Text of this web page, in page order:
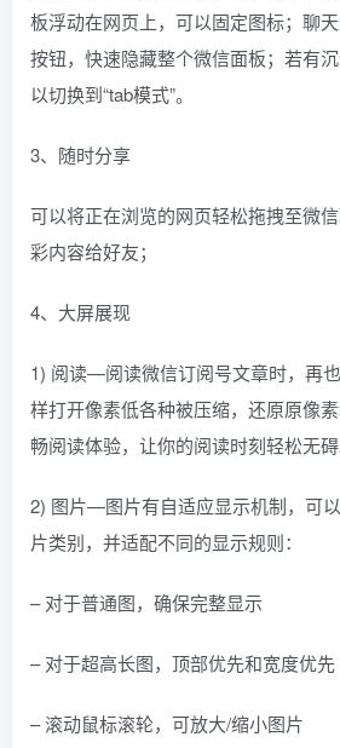
板浮动在网页上，可以固定图标；聊
按钮，快速隐藏整个微信面板；若有
以切换到“tab模式”。
3、随时分享
可以将正在浏览的网页轻松拖拽至微
彩内容给好友；
4、大屏展现
1) 阅读—阅读微信订阅号文章时，再
样打开像素低各种被压缩，还原原像
畅阅读体验，让你的阅读时刻轻松无碍
2) 图片—图片有自适应显示机制，可
片类别，并适配不同的显示规则：
– 对于普通图，确保完整显示
– 对于超高长图，顶部优先和宽度优先
– 滚动鼠标滚轮，可放大/缩小图片